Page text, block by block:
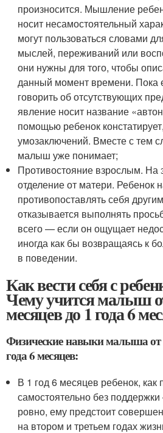
произносится. Мышление
носит несамостоятельный
могут пользоваться словами
мыслей, переживаний или
они нужны для того, чтобы
данный момент времени. Пока
говорить об отсутствующих
явление носит название
помощью ребенок
умозаключений. Вместе с тем
малыш уже понимает;
Противостояние взрослым. На
отделение от матери. Ребенок
противопоставлять себя
отказывается выполнять
всего — если он ощущает
иногда как бы возвращаясь к
в поведении.
Как вести себя с
Чему учится малыш
месяцев до 1 года 6
Физические навыки малыша от
года 6 месяцев:
В 1 год 6 месяцев ребенок, как
самостоятельно без
ровно, ему предстоит
на втором и третьем годах